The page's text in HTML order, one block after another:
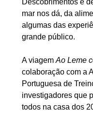
Descobrimentos e
mar nos dá, da
algumas das
grande público.
A viagem Ao Leme
colaboração com a
Portuguesa de
investigadores que
todos na casa dos